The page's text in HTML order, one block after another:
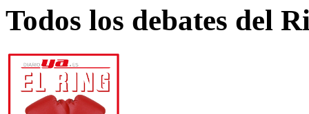
Todos los debates del